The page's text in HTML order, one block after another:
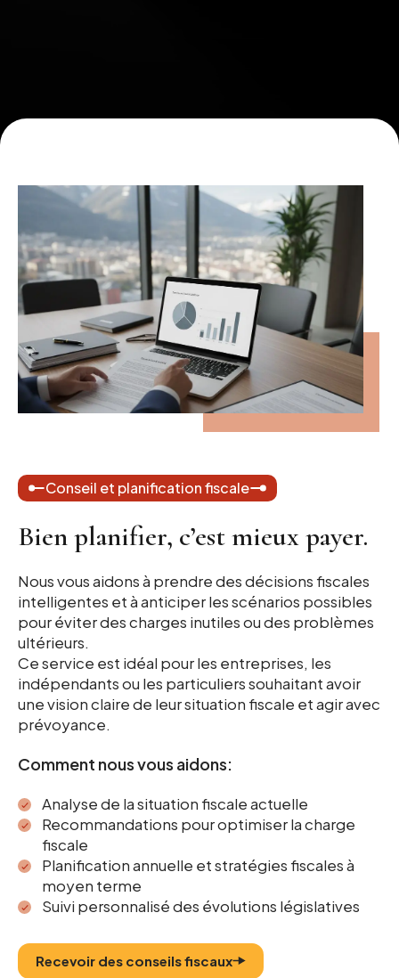
Conseil et planification fiscale
Bien planifier, c’est mieux payer.
Nous vous aidons à prendre des décisions fiscales
intelligentes et à anticiper les scénarios possibles
pour éviter des charges inutiles ou des problèmes
ultérieurs.
Ce service est idéal pour les entreprises, les
indépendants ou les particuliers souhaitant avoir
une vision claire de leur situation fiscale et agir avec
prévoyance.
Comment nous vous aidons:
Analyse de la situation fiscale actuelle
Recommandations pour optimiser la charge
fiscale
Planification annuelle et stratégies fiscales à
moyen terme
Suivi personnalisé des évolutions législatives
Recevoir des conseils fiscaux